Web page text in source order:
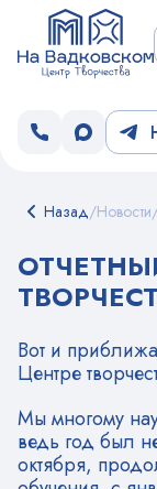
Назад/Новости
Вот и
Центре
Мы многому
ведь год был
октября,